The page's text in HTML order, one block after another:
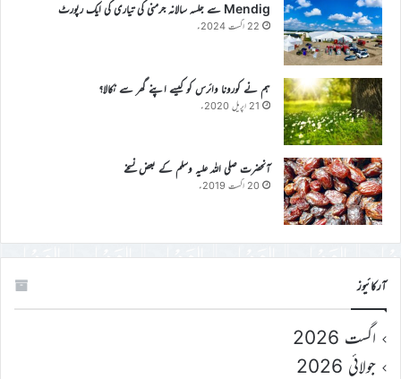
Mendig سے جلسہ سالانہ جرمنی کی تیاری کی ایک رپورٹ
22 اگست 2024ء
ہم نے کورونا وائرس کو کیسے اپنے گھر سے نکالا؟
21 اپریل 2020ء
آنحضرت صلی اللہ علیہ وسلم کے بعض نسخے
20 اگست 2019ء
آرکائیوز
اگست 2026
جولائی 2026